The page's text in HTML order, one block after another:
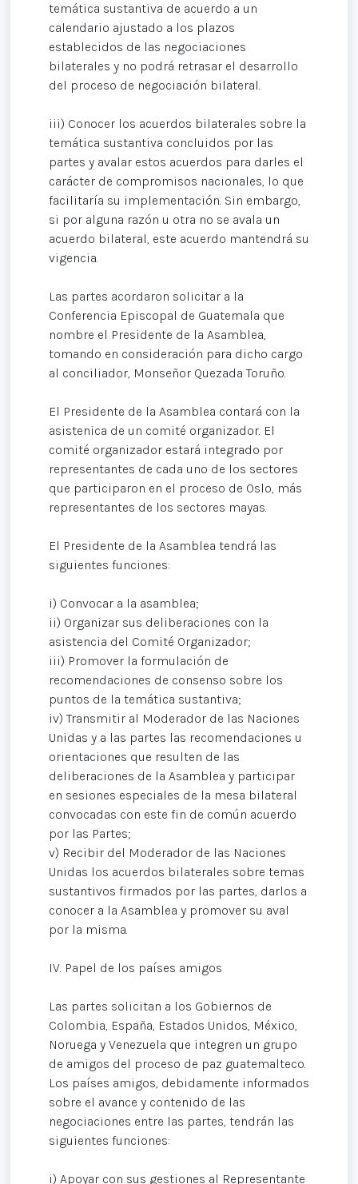
temática sustantiva de acuerdo a un
calendario ajustado a los plazos
establecidos de las negociaciones
bilaterales y no podrá retrasar el desarrollo
del proceso de negociación bilateral.
iii) Conocer los acuerdos bilaterales sobre la
temática sustantiva concluidos por las
partes y avalar estos acuerdos para darles el
carácter de compromisos nacionales, lo que
facilitaría su implementación. Sin embargo,
si por alguna razón u otra no se avala un
acuerdo bilateral, este acuerdo mantendrá su
vigencia.
Las partes acordaron solicitar a la
Conferencia Episcopal de Guatemala que
nombre el Presidente de la Asamblea,
tomando en consideración para dicho cargo
al conciliador, Monseñor Quezada Toruño.
El Presidente de la Asamblea contará con la
asistenica de un comité organizador. El
comité organizador estará integrado por
representantes de cada uno de los sectores
que participaron en el proceso de Oslo, más
representantes de los sectores mayas.
El Presidente de la Asamblea tendrá las
siguientes funciones:
i) Convocar a la asamblea;
ii) Organizar sus deliberaciones con la
asistencia del Comité Organizador;
iii) Promover la formulación de
recomendaciones de consenso sobre los
puntos de la temática sustantiva;
iv) Transmitir al Moderador de las Naciones
Unidas y a las partes las recomendaciones u
orientaciones que resulten de las
deliberaciones de la Asamblea y participar
en sesiones especiales de la mesa bilateral
convocadas con este fin de común acuerdo
por las Partes;
v) Recibir del Moderador de las Naciones
Unidas los acuerdos bilaterales sobre temas
sustantivos firmados por las partes, darlos a
conocer a la Asamblea y promover su aval
por la misma.
IV. Papel de los países amigos
Las partes solicitan a los Gobiernos de
Colombia, España, Estados Unidos, México,
Noruega y Venezuela que integren un grupo
de amigos del proceso de paz guatemalteco.
Los países amigos, debidamente informados
sobre el avance y contenido de las
negociaciones entre las partes, tendrán las
siguientes funciones:
i) Apoyar con sus gestiones al Representante